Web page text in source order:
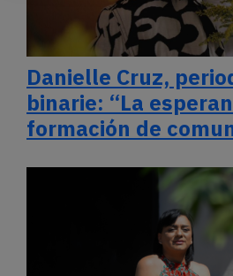
Danielle Cruz,
binarie: “La
formación de